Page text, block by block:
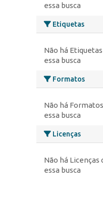
essa busca
Etiquetas
Não há
essa busca
Formatos
Não há
essa busca
Licenças
Não há Licenças
essa busca